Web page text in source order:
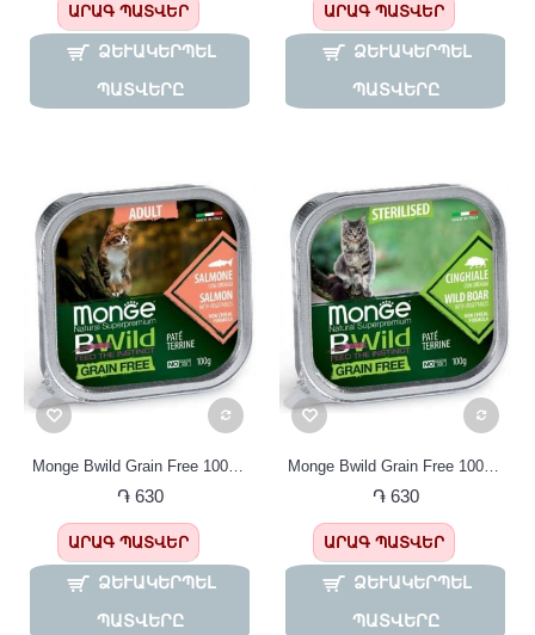
ԱՐԱԳ ՊԱՏՎԵՐ
ՁԵՒԱԿԵՐՊԵԼ Պ
ԱՏՎԵՐԸ
ԱՐԱԳ ՊԱՏՎԵՐ
ՁԵՒԱԿԵՐՊԵԼ Պ
ԱՏՎԵՐԸ
Monge Bwild Grain Free 100գ Պաշտետ սաղմոնի մսով կատուների համար
֏ 630
ԱՐԱԳ ՊԱՏՎԵՐ
ՁԵՒԱԿԵՐՊԵԼ Պ
ԱՏՎԵՐԸ
Monge Bwild Grain Free 100գ պաշտետ վարազ
֏ 630
ԱՐԱԳ ՊԱՏՎԵՐ
ՁԵՒԱԿԵՐՊԵԼ Պ
ԱՏՎԵՐԸ